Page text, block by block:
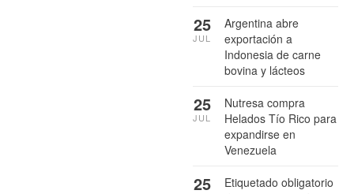
Argentina abre
exportación a
Indonesia de carne
bovina y lácteos
25
JUL
Nutresa compra
Helados Tío Rico para
expandirse en
Venezuela
25
JUL
Etiquetado obligatorio
25